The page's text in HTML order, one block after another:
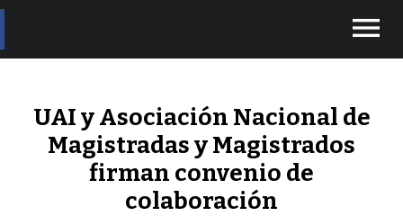
menu
UAI y Asociación Nacional de
Magistradas y Magistrados
firman convenio de
colaboración